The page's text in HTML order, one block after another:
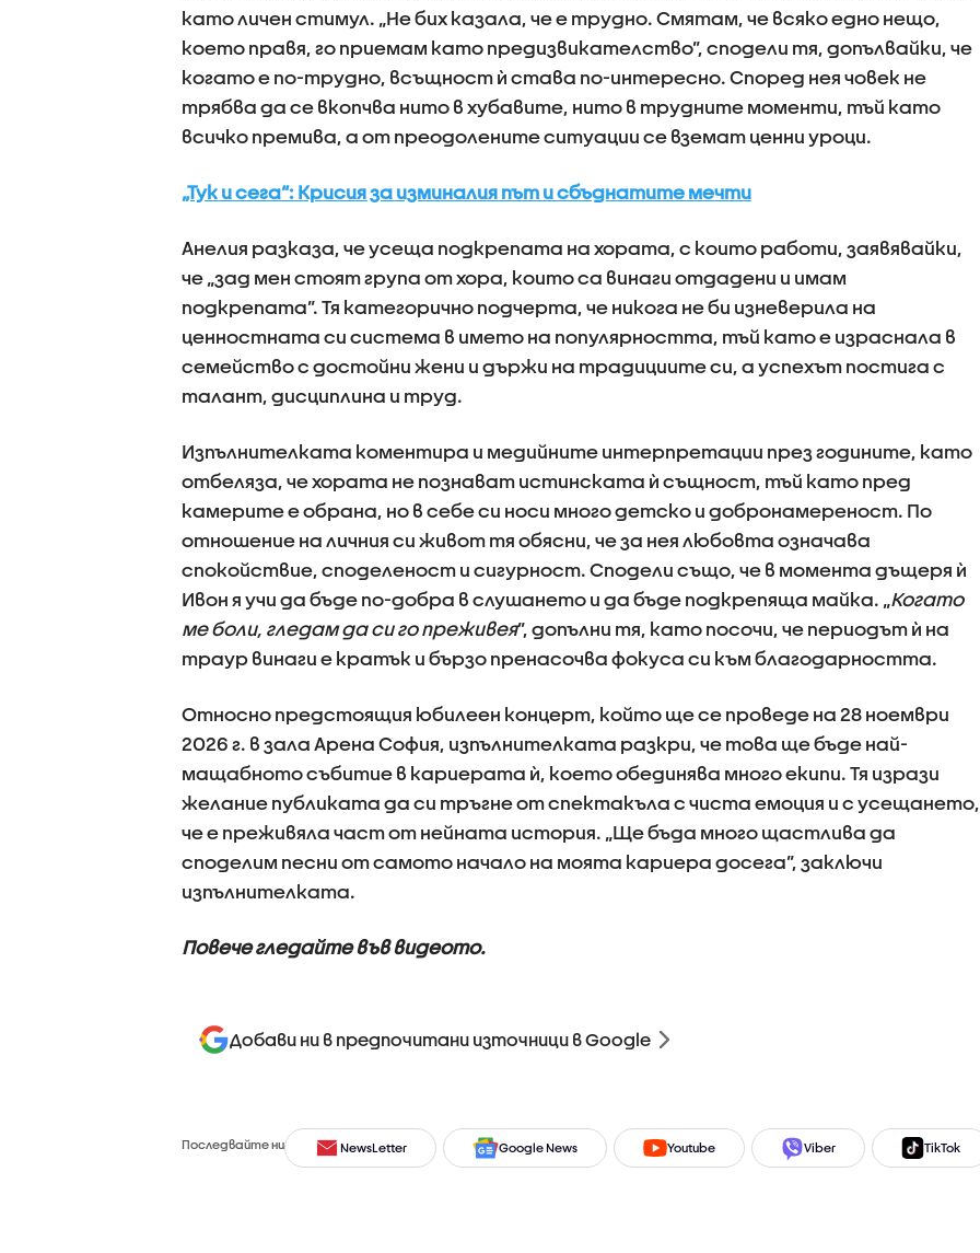
като личен стимул. „Не бих казала, че е трудно. Смятам, че всяко едно нещо,
което правя, го приемам като предизвикателство”, сподели тя, допълвайки, че
когато е по-трудно, всъщност ѝ става по-интересно. Според нея човек не
трябва да се вкопчва нито в хубавите, нито в трудните моменти, тъй като
всичко премива, а от преодолените ситуации се вземат ценни уроци.
„Тук и сега“: Крисия за изминалия път и сбъднатите мечти
Анелия разказа, че усеща подкрепата на хората, с които работи, заявявайки,
че „зад мен стоят група от хора, които са винаги отдадени и имам
подкрепата”. Тя категорично подчерта, че никога не би изневерила на
ценностната си система в името на популярността, тъй като е израснала в
семейство с достойни жени и държи на традициите си, а успехът постига с
талант, дисциплина и труд.
Изпълнителката коментира и медийните интерпретации през годините, като
отбеляза, че хората не познават истинската ѝ същност, тъй като пред
камерите е обрана, но в себе си носи много детско и добронамереност. По
отношение на личния си живот тя обясни, че за нея любовта означава
спокойствие, споделеност и сигурност. Сподели също, че в момента дъщеря ѝ
Ивон я учи да бъде по-добра в слушането и да бъде подкрепяща майка. „Когато
ме боли, гледам да си го преживея”, допълни тя, като посочи, че периодът ѝ на
траур винаги е кратък и бързо пренасочва фокуса си към благодарността.
Относно предстоящия юбилеен концерт, който ще се проведе на 28 ноември
2026 г. в зала Арена София, изпълнителката разкри, че това ще бъде най-
мащабното събитие в кариерата ѝ, което обединява много екипи. Тя изрази
желание публиката да си тръгне от спектакъла с чиста емоция и с усещането,
че е преживяла част от нейната история. „Ще бъда много щастлива да
споделим песни от самото начало на моята кариера досега”, заключи
изпълнителката.
Повече гледайте във видеото.
Добави ни в предпочитани източници в Google
Последвайте ни NewsLetter Google News Youtube Viber TikTok